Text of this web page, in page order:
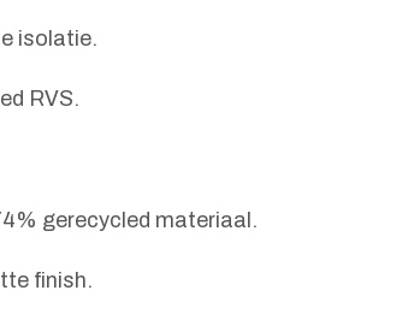
isolatie.
RVS.
gerecycled materiaal.
finish.